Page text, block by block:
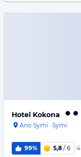
Hotel Kokona
Ano Symi · Symi
99% 5,8 / 6 4